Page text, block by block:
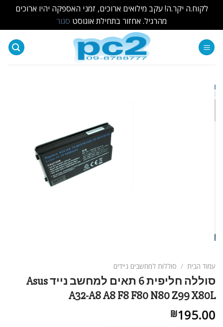
לקוח.ה יקר.ה! עקב מילואים ארוכים, זמני האספקה יהיו ארוכים
מהרגיל. אחזור בתחילת אוגוסט סגור
עמוד הבית / סוללות למחשבים ניידים
סוללה חליפית 6 תאים למחשב נייד Asus
A32-A8 A8 F8 F80 N80 Z99 X80L
₪195.00